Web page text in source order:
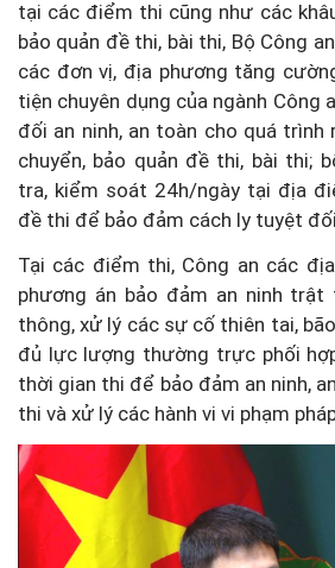
tại các điểm thi cũng như các
bảo quản đề thi, bài thi, Bộ Công
các đơn vị, địa phương tăng
tiện chuyên dụng của ngành Công
đối an ninh, an toàn cho quá trình
chuyển, bảo quản đề thi, bài thi;
tra, kiểm soát 24h/ngày tại địa
đề thi để bảo đảm cách ly tuyệt
Tại các điểm thi, Công an các
phương án bảo đảm an ninh trật
thông, xử lý các sự cố thiên tai,
đủ lực lượng thường trực phối
thời gian thi để bảo đảm an ninh,
thi và xử lý các hành vi vi phạm